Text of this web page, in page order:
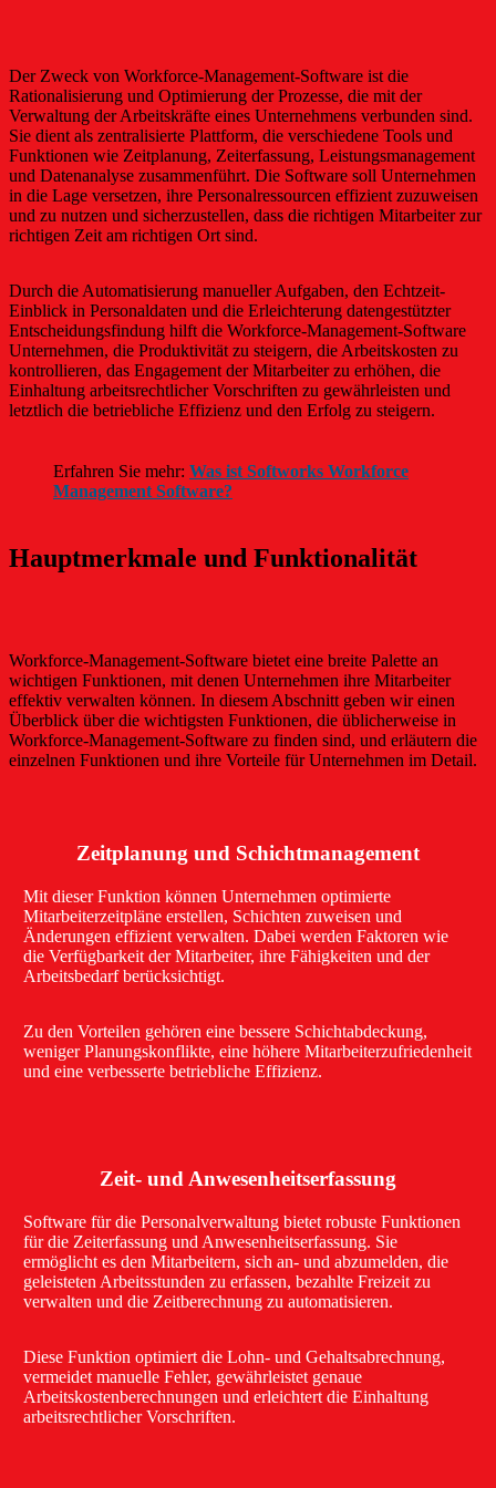
Der Zweck von Workforce-Management-Software ist die
Rationalisierung und Optimierung der Prozesse, die mit der
Verwaltung der Arbeitskräfte eines Unternehmens verbunden sind.
Sie dient als zentralisierte Plattform, die verschiedene Tools und
Funktionen wie Zeitplanung, Zeiterfassung, Leistungsmanagement
und Datenanalyse zusammenführt. Die Software soll Unternehmen
in die Lage versetzen, ihre Personalressourcen effizient zuzuweisen
und zu nutzen und sicherzustellen, dass die richtigen Mitarbeiter zur
richtigen Zeit am richtigen Ort sind.
Durch die Automatisierung manueller Aufgaben, den Echtzeit-
Einblick in Personaldaten und die Erleichterung datengestützter
Entscheidungsfindung hilft die Workforce-Management-Software
Unternehmen, die Produktivität zu steigern, die Arbeitskosten zu
kontrollieren, das Engagement der Mitarbeiter zu erhöhen, die
Einhaltung arbeitsrechtlicher Vorschriften zu gewährleisten und
letztlich die betriebliche Effizienz und den Erfolg zu steigern.
Erfahren Sie mehr: Was ist Softworks Workforce
Management Software?
Hauptmerkmale und Funktionalität
Workforce-Management-Software bietet eine breite Palette an
wichtigen Funktionen, mit denen Unternehmen ihre Mitarbeiter
effektiv verwalten können. In diesem Abschnitt geben wir einen
Überblick über die wichtigsten Funktionen, die üblicherweise in
Workforce-Management-Software zu finden sind, und erläutern die
einzelnen Funktionen und ihre Vorteile für Unternehmen im Detail.
Zeitplanung und Schichtmanagement
Mit dieser Funktion können Unternehmen optimierte
Mitarbeiterzeitpläne erstellen, Schichten zuweisen und
Änderungen effizient verwalten. Dabei werden Faktoren wie
die Verfügbarkeit der Mitarbeiter, ihre Fähigkeiten und der
Arbeitsbedarf berücksichtigt.
Zu den Vorteilen gehören eine bessere Schichtabdeckung,
weniger Planungskonflikte, eine höhere Mitarbeiterzufriedenheit
und eine verbesserte betriebliche Effizienz.
Zeit- und Anwesenheitserfassung
Software für die Personalverwaltung bietet robuste Funktionen
für die Zeiterfassung und Anwesenheitserfassung. Sie
ermöglicht es den Mitarbeitern, sich an- und abzumelden, die
geleisteten Arbeitsstunden zu erfassen, bezahlte Freizeit zu
verwalten und die Zeitberechnung zu automatisieren.
Diese Funktion optimiert die Lohn- und Gehaltsabrechnung,
vermeidet manuelle Fehler, gewährleistet genaue
Arbeitskostenberechnungen und erleichtert die Einhaltung
arbeitsrechtlicher Vorschriften.